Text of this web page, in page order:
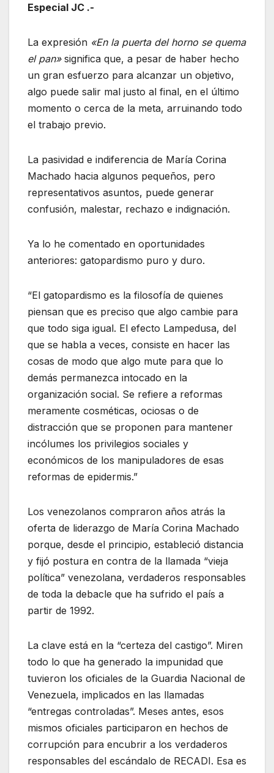
Especial JC .-
La expresión «En la puerta del horno se quema
el pan»significa que, a pesar de haber hecho
un gran esfuerzo para alcanzar un objetivo,
algo puede salir mal justo al final, en el último
momento o cerca de la meta, arruinando todo
el trabajo previo.
La pasividad e indiferencia de María Corina
Machado hacia algunos pequeños, pero
representativos asuntos, puede generar
confusión, malestar, rechazo e indignación.
Ya lo he comentado en oportunidades
anteriores: gatopardismo puro y duro.
“El gatopardismo es la filosofía de quienes
piensan que es preciso que algo cambie para
que todo siga igual. El efecto Lampedusa, del
que se habla a veces, consiste en hacer las
cosas de modo que algo mute para que lo
demás permanezca intocado en la
organización social. Se refiere a reformas
meramente cosméticas, ociosas o de
distracción que se proponen para mantener
incólumes los privilegios sociales y
económicos de los manipuladores de esas
reformas de epidermis.”
Los venezolanos compraron años atrás la
oferta de liderazgo de María Corina Machado
porque, desde el principio, estableció distancia
y fijó postura en contra de la llamada “vieja
política” venezolana, verdaderos responsables
de toda la debacle que ha sufrido el país a
partir de 1992.
La clave está en la “certeza del castigo”. Miren
todo lo que ha generado la impunidad que
tuvieron los oficiales de la Guardia Nacional de
Venezuela, implicados en las llamadas
“entregas controladas”. Meses antes, esos
mismos oficiales participaron en hechos de
corrupción para encubrir a los verdaderos
responsables del escándalo de RECADI. Esa es